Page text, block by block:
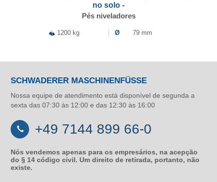
no solo -
Pés niveladores
1200 kg Ø 79 mm
SCHWADERER MASCHINENFÜSSE
Nossa equipe de atendimento está disponível de segunda a
sexta das 07:30 às 12:00 e das 12:30 às 16:00
+49 7144 899 66-0
Nós vendemos apenas para os empresários, na acepção
do § 14 código civil. Um direito de retirada, portanto, não
existe.